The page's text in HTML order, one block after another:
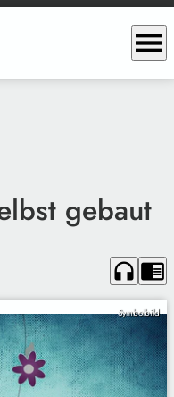
menu
gebaut
headphones chrome_reader_mode
Symbolbild